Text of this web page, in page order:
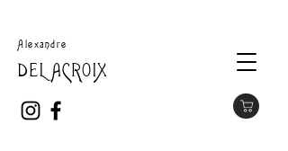
DELACROIX
Alexandre